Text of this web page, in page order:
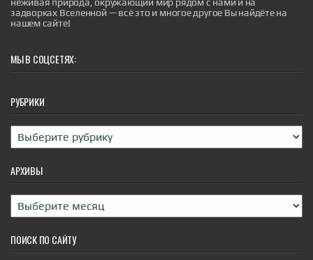
поставкам авиакеросина в Европу
Нигерийский нефтеперерабатывающий гигант
Dangote Petroleum Refinery совершил рывок на
авиакеросина в Европу. В июле завод в Лагосе
обеспечил пятую часть всех европейских
афри...
pravda.ru | 36 minutes ago
задворках Вселенной — всё это и многое другое Вы найдёте на
нашем сайте!
МЫ В СОЦСЕТЯХ:
РУБРИКИ
Рубрики
АРХИВЫ
Архивы
ПОИСК ПО САЙТУ